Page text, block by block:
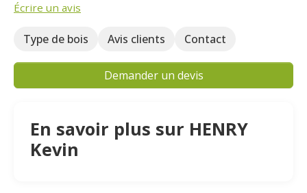
Écrire un avis
Type de bois Avis clients Contact
Demander un devis
En savoir plus sur HENRY
Kevin